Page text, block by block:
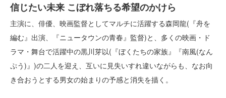
信じたい未来 こぼれ落ちる希望のかけら
主演に、俳優、映画監督としてマルチに活躍する森岡龍(『舟を
編む』出演、『ニュータウンの青春』監督)と、多くの映画・ド
ラマ・舞台で活躍中の黒川芽以(『ぼくたちの家族』『南風(なん
ぷう)』)の二人を迎え、互いに見失いすれ違いながらも、なお向
き合おうとする男女の始まりの予感と消失を描く。